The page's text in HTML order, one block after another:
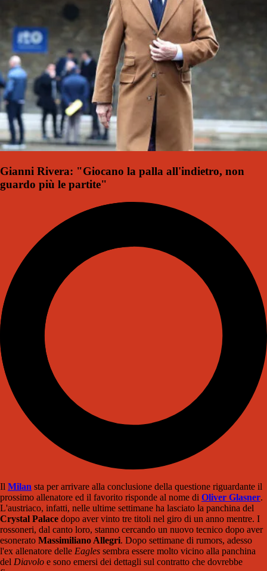
Gianni Rivera: "Giocano la palla all'indietro, non
guardo più le partite"
Il Milan sta per arrivare alla conclusione della questione riguardante il
prossimo allenatore ed il favorito risponde al nome di Oliver Glasner.
L'austriaco, infatti, nelle ultime settimane ha lasciato la panchina del
Crystal Palace dopo aver vinto tre titoli nel giro di un anno mentre. I
rossoneri, dal canto loro, stanno cercando un nuovo tecnico dopo aver
esonerato Massimiliano Allegri. Dopo settimane di rumors, adesso
l'ex allenatore delle Eagles sembra essere molto vicino alla panchina
del Diavolo e sono emersi dei dettagli sul contratto che dovrebbe